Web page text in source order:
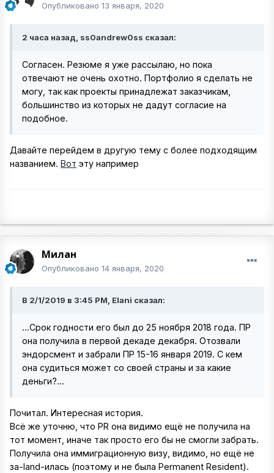
Опубликовано 13 января, 2020
2 часа назад, ss0andrew0ss сказал:
Согласен. Резюме я уже рассылаю, но пока
отвечают не очень охотно. Портфолио я сделать не
могу, так как проекты принадлежат заказчикам,
большинство из которых не дадут согласие на
подобное.
Давайте перейдем в другую тему с более подходящим
названием. Вот эту например
Милан
Опубликовано 14 января, 2020
В 2/1/2019 в 3:45 PM, Elani сказал:
...Срок годности его был до 25 ноября 2018 года. ПР
она получила в первой декаде декабря. Отозвали
эндорсмент и забрали ПР 15-16 января 2019. С кем
она судиться может со своей страны и за какие
деньги?...
Почитал. Интересная история.
Всё же уточню, что PR она видимо ещё не получила на
тот момент, иначе так просто его бы не смогли забрать.
Получила она иммиграционную визу, видимо, но ещё не
за-land-илась (поэтому и не была Permanent Resident).